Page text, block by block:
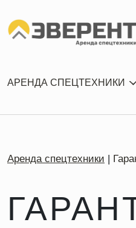
АРЕНДА СПЕЦТЕХНИКИ
Аренда спецтехники